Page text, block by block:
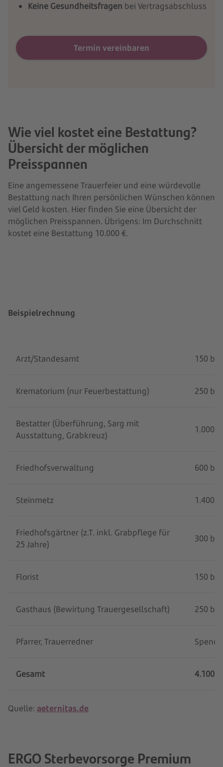
Keine Gesundheitsfragen bei Vertragsabschluss
Termin vereinbaren
Wie viel kostet eine Bestattung?
Übersicht der möglichen
Preisspannen
Eine angemessene Trauerfeier und eine würdevolle
Bestattung nach Ihren persönlichen Wünschen können
viel Geld kosten. Hier finden Sie eine Übersicht der
möglichen Preisspannen. Übrigens: Im Durchschnitt
kostet eine Bestattung 10.000 €.
Beispielrechnung
Arzt/Standesamt 150
Krematorium (nur Feuerbestattung) 250
Bestatter (Überführung, Sarg mit
Ausstattung, Grabkreuz)
1.000
Friedhofsverwaltung 600
Steinmetz 1.400
Friedhofsgärtner (z.T. inkl. Grabpflege für
25 Jahre)
300
Florist 150
Gasthaus (Bewirtung Trauergesellschaft) 250
Pfarrer, Trauerredner
Gesamt 4.100
Quelle: aeternitas.de
ERGO Sterbevorsorge Premium